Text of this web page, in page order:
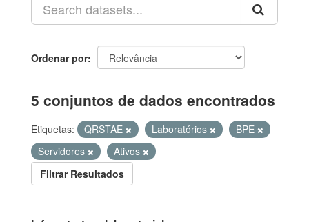
Ordenar por
5 conjuntos de dados encontrados
Etiquetas: QRSTAE Laboratórios
BPE
Servidores
Ativos
Filtrar Resultados